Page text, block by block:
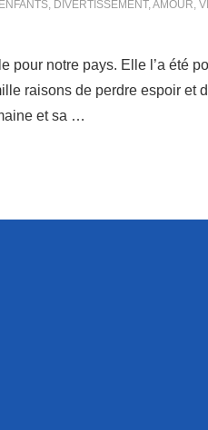
ENFANTS, DIVERTISSEMENT,AMOUR,
pour notre pays. Elle l’a été
raisons de perdre espoir et
et sa …